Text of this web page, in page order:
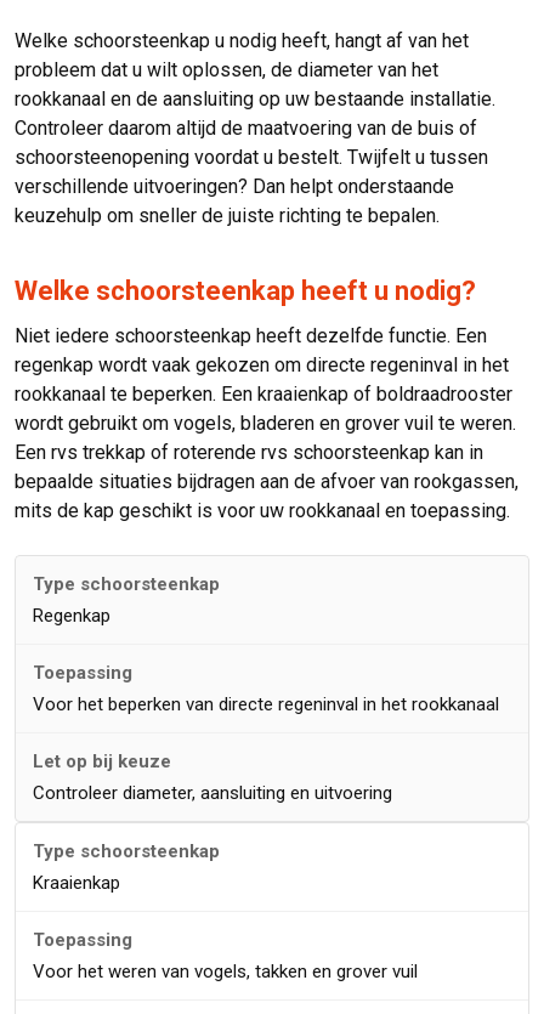
Welke schoorsteenkap u nodig heeft, hangt af van het
probleem dat u wilt oplossen, de diameter van het
rookkanaal en de aansluiting op uw bestaande installatie.
Controleer daarom altijd de maatvoering van de buis of
schoorsteenopening voordat u bestelt. Twijfelt u tussen
verschillende uitvoeringen? Dan helpt onderstaande
keuzehulp om sneller de juiste richting te bepalen.
Welke schoorsteenkap heeft u nodig?
Niet iedere schoorsteenkap heeft dezelfde functie. Een
regenkap wordt vaak gekozen om directe regeninval in het
rookkanaal te beperken. Een kraaienkap of boldraadrooster
wordt gebruikt om vogels, bladeren en grover vuil te weren.
Een rvs trekkap of roterende rvs schoorsteenkap kan in
bepaalde situaties bijdragen aan de afvoer van rookgassen,
mits de kap geschikt is voor uw rookkanaal en toepassing.
Regenkap
Voor het beperken van directe regeninval in het rookkanaal
Controleer diameter, aansluiting en uitvoering
Kraaienkap
Voor het weren van vogels, takken en grover vuil